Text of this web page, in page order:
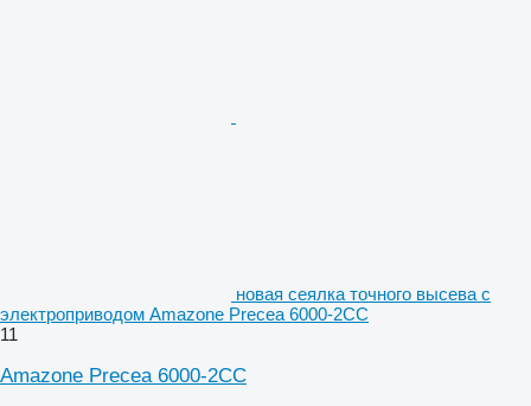
новая сеялка точного высева с
электроприводом Amazone Precea 6000-2CC
11
Amazone Precea 6000-2CC